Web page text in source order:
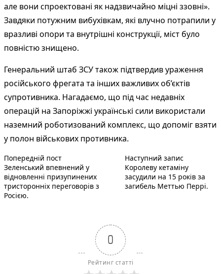
але вони спроектовані як надзвичайно міцні ззовні».
Завдяки потужним вибухівкам, які влучно потрапили у
вразливі опори та внутрішні конструкції, міст було
повністю знищено.
Генеральний штаб ЗСУ також підтвердив ураження
російського фрегата та інших важливих об’єктів
супротивника. Нагадаємо, що під час недавніх
операцій на Запоріжжі українські сили використали
наземний роботизований комплекс, що допоміг взяти
у полон військових противника.
Навігація
записів
Попередній постПопередній запис:
Зеленський впевнений у
відновленні призупинених
тристоронніх переговорів з
Росією.
Наступний запис
Королеву кетаміну
засудили на 15 років за
загибель Меттью Перрі.
0
Рейтинг статті